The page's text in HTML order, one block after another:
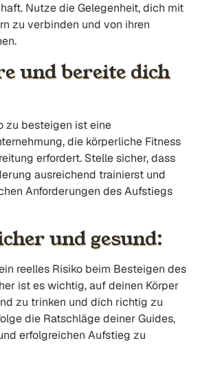
Nutze die Gelegenheit, dich mit
zu verbinden und von ihren
und bereite dich
zu besteigen ist eine
die körperliche Fitness
erfordert. Stelle sicher, dass
ausreichend trainierst und
Anforderungen des Aufstiegs
und gesund:
reelles Risiko beim Besteigen des
ist es wichtig, auf deinen Körper
zu trinken und dich richtig zu
die Ratschläge deiner Guides,
erfolgreichen Aufstieg zu